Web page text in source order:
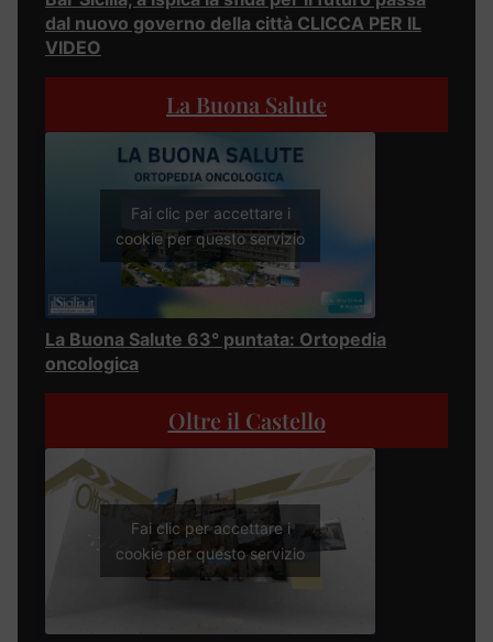
dal nuovo governo della città CLICCA PER IL
VIDEO
La Buona Salute
Fai clic per accettare i
cookie per questo servizio
La Buona Salute 63° puntata: Ortopedia
oncologica
Oltre il Castello
Fai clic per accettare i
cookie per questo servizio